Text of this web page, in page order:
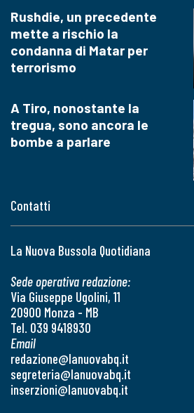
Contatti
La Nuova Bussola Quotidiana
Sede operativa redazione:
Via Giuseppe Ugolini, 11
20900 Monza - MB
Tel. 039 9418930
Email
redazione@lanuovabq.it
segreteria@lanuovabq.it
inserzioni@lanuovabq.it
Rushdie, un precedente
mette a rischio la
condanna di Matar per
terrorismo
A Tiro, nonostante la
tregua, sono ancora le
bombe a parlare